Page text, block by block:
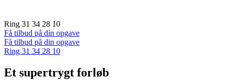
Ring 31 34 28 10
Få tilbud på din opgave
Få tilbud på din opgave
Ring 31 34 28 10
Et supertrygt forløb